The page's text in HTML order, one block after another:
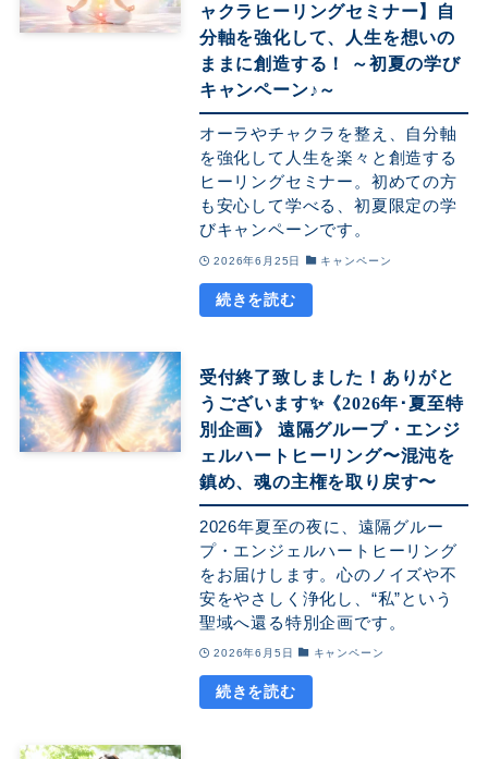
ャクラヒーリングセミナー】自
分軸を強化して、人生を想いの
ままに創造する！ ～初夏の学び
キャンペーン♪～
オーラやチャクラを整え、自分軸
を強化して人生を楽々と創造する
ヒーリングセミナー。初めての方
も安心して学べる、初夏限定の学
びキャンペーンです。
2026年6月25日 キャンペーン
受付終了致しました！ありがと
うございます✨《2026年･夏至特
別企画》 遠隔グループ・エンジ
ェルハートヒーリング〜混沌を
鎮め、魂の主権を取り戻す〜
2026年夏至の夜に、遠隔グルー
プ・エンジェルハートヒーリング
をお届けします。心のノイズや不
安をやさしく浄化し、“私”という
聖域へ還る特別企画です。
2026年6月5日 キャンペーン